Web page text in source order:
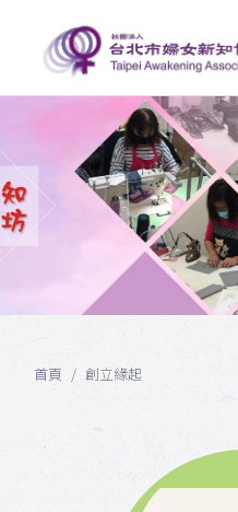
首頁 創立緣起